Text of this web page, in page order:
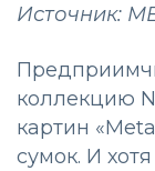
Источник:
коллекцию
картин
сумок. И